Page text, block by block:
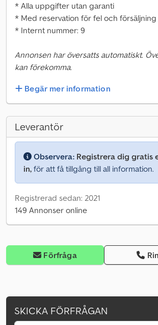
* Alla uppgifter utan garanti
* Med reservation för fel och försäljning
* Internt nummer: 9
Annonsen har översatts automatiskt.
kan förekomma.
Begär mer information
Leverantör
Observera: Registrera dig gratis
in, för att få tillgång till all information.
Registrerad sedan: 2021
149 Annonser online
Förfråga
SKICKA FÖRFRÅGAN